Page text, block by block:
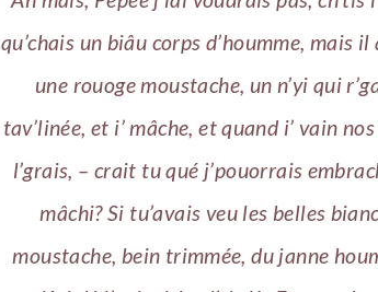
qu’chais un biâu corps d’houmme, mais
une rouoge moustache, un n’yi qui
tav’linée, et i’ mâche, et quand i’ vain
l’grais, – crait tu qué j’pouorrais
mâchi? Si tu’avais veu les belles
moustache, bein trimmée, du janne